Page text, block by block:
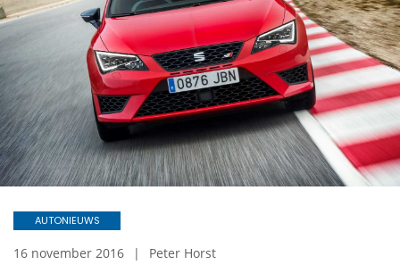
AUTONIEUWS
16 november 2016 Peter Horst